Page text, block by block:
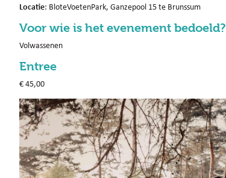
Locatie: BloteVoetenPark, Ganzepool 15 te Brunssum
Voor wie is het evenement bedoeld?
Volwassenen
Entree
€ 45,00